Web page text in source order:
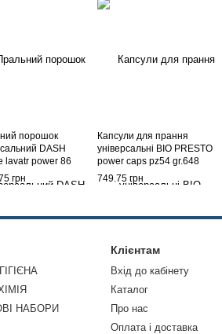
порошок
DASH
lavatr power 86
г.
грн
Капсули для прання
універсальні BIO PRESTO
power caps pz54 gr.648
classico
749.75 грн
НАБОРИ
Клієнтам
Вхід до кабінету
Каталог
Про нас
Оплата і доставка